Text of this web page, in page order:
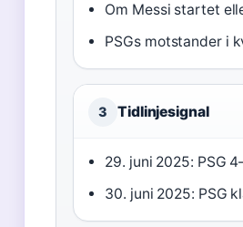
Om Messi startet
PSGs motstander i
3 Tidlinjesignal
29. juni 2025: PSG
30. juni 2025: PSG